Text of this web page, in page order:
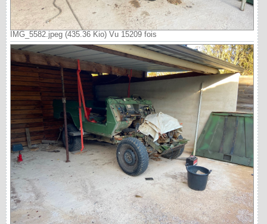
IMG_5582.jpeg (435.36 Kio) Vu 15209 fois